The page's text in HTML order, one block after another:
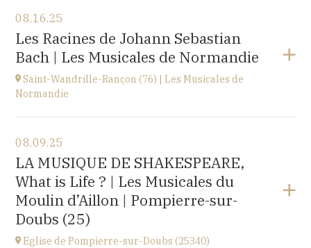
Eglise de Cerneux-Monnot (25)
lieu dit Les Cerneux-Monnots, 25210 Bonnétage
at20H00
08.16.25
Les Racines de Johann Sebastian
Bach | Les Musicales de Normandie
Saint-Wandrille-Rançon (76) | Les Musicales de
Normandie
Église Saint-Michel,
2 rue Saint-Jacques, Saint-Wandrille-Rançon
(76490)
at17H
Buy your tickets
08.09.25
LA MUSIQUE DE SHAKESPEARE,
What is Life ? | Les Musicales du
Moulin d’Aillon | Pompierre-sur-
Doubs (25)
Eglise de Pompierre-sur-Doubs (25340)